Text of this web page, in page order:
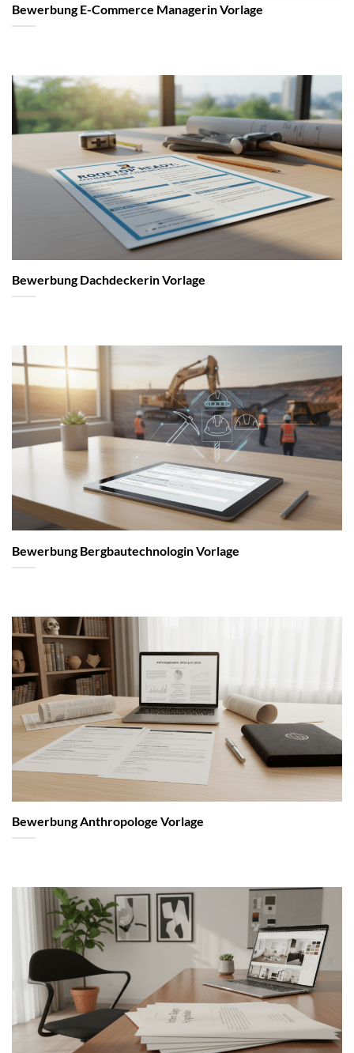
Bewerbung E-Commerce Managerin Vorlage
Bewerbung Dachdeckerin Vorlage
Bewerbung Bergbautechnologin Vorlage
Bewerbung Anthropologe Vorlage